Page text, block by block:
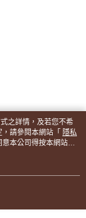
之詳情，及若您不希
請參閱本網站「 隱私
本公司得按本網站使